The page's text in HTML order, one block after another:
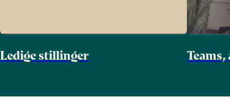
Ledige stillinger